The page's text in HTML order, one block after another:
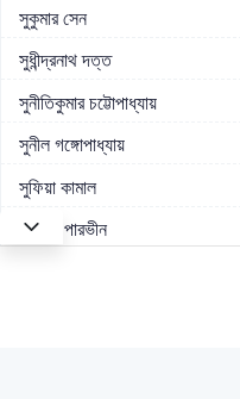
সুকুমার সেন
সুধীন্দ্রনাথ দত্ত
সুনীতিকুমার চট্টোপাধ্যায়
সুনীল গঙ্গোপাধ্যায়
সুফিয়া কামাল
সেলিনা পারভীন